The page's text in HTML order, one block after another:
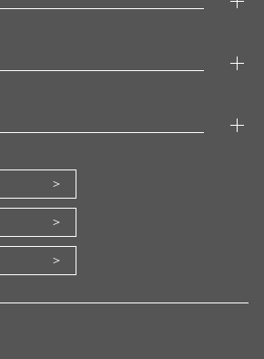
・食品)
）